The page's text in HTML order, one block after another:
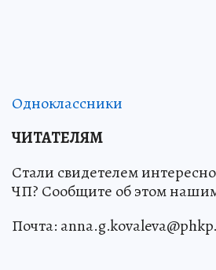
Одноклассники
ЧИТАТЕЛЯМ
Стали свидетелем
ЧП? Сообщите об этом
Почта: